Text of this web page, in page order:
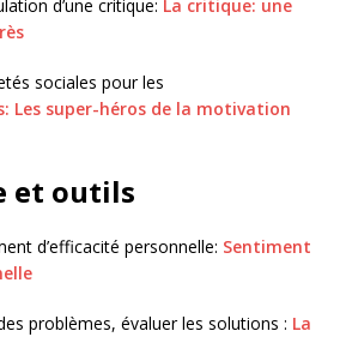
d’une critique: La critique: une
sociales pour les
Les super-héros de la motivation
et outils
d’efficacité personnelle: Sentiment
problèmes, évaluer les solutions : La